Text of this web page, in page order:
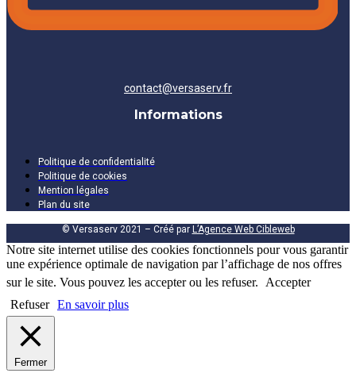
contact@versaserv.fr
Informations
Politique de confidentialité
Politique de cookies
Mention légales
Plan du site
© Versaserv 2021 – Créé par L’Agence Web Cibleweb
Notre site internet utilise des cookies fonctionnels pour vous garantir
une expérience optimale de navigation par l’affichage de nos offres
sur le site. Vous pouvez les accepter ou les refuser.
Accepter
Refuser En savoir plus
Fermer